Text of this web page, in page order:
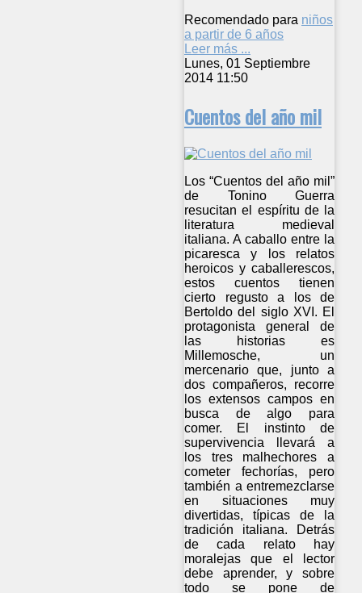
Recomendado para niños
a partir de 6 años
Leer más ...
Lunes, 01 Septiembre
2014 11:50
Cuentos del año mil
Los “Cuentos del año mil”
de Tonino Guerra
resucitan el espíritu de la
literatura medieval
italiana. A caballo entre la
picaresca y los relatos
heroicos y caballerescos,
estos cuentos tienen
cierto regusto a los de
Bertoldo del siglo XVI. El
protagonista general de
las historias es
Millemosche, un
mercenario que, junto a
dos compañeros, recorre
los extensos campos en
busca de algo para
comer. El instinto de
supervivencia llevará a
los tres malhechores a
cometer fechorías, pero
también a entremezclarse
en situaciones muy
divertidas, típicas de la
tradición italiana. Detrás
de cada relato hay
moralejas que el lector
debe aprender, y sobre
todo se pone de